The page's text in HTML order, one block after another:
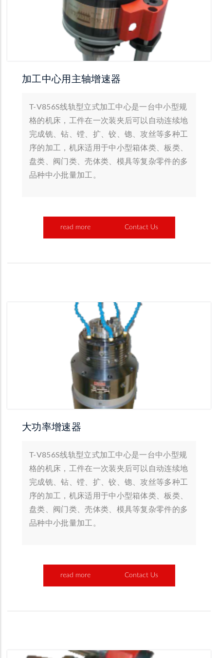
加工中心用主轴增速器
T-V856S线轨型立式加工中心是一台中小型规
格的机床，工件在一次装夹后可以自动连续地
完成铣、钻、镗、扩、铰、锪、攻丝等多种工
序的加工，机床适用于中小型箱体类、板类、
盘类、阀门类、壳体类、模具等复杂零件的多
品种中小批量加工。
read more Contact Us
大功率增速器
T-V856S线轨型立式加工中心是一台中小型规
格的机床，工件在一次装夹后可以自动连续地
完成铣、钻、镗、扩、铰、锪、攻丝等多种工
序的加工，机床适用于中小型箱体类、板类、
盘类、阀门类、壳体类、模具等复杂零件的多
品种中小批量加工。
read more Contact Us